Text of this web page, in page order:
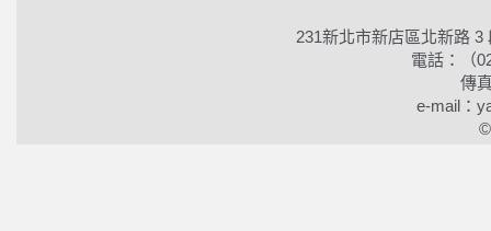
231新北市新店區北新路
電話：（
傳
e-mail：